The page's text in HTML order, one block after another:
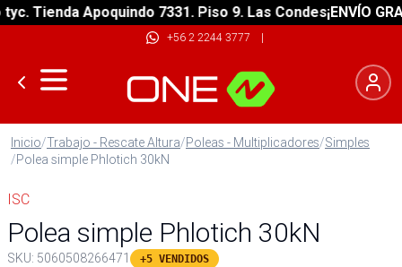
Apoquindo 7331. Piso 9. Las Condes¡ENVÍO
+56 2 2244 3777 |
Inicio/Trabajo - Rescate Altura/Poleas - Multiplicadores/Simples
/Polea simple Phlotich 30kN
ISC
Polea simple Phlotich 30kN
SKU: 5060508266471 +5 VENDIDOS